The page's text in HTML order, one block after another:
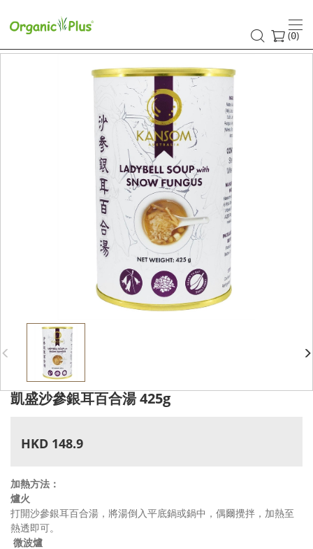
(0)
凱盛沙參銀耳百合湯 425g
HKD 148.9
加熱方法：
爐火
打開沙參銀耳百合湯，將湯倒入平底鍋或鍋中，偶爾攪拌，加熱至
熱透即可。
微波爐